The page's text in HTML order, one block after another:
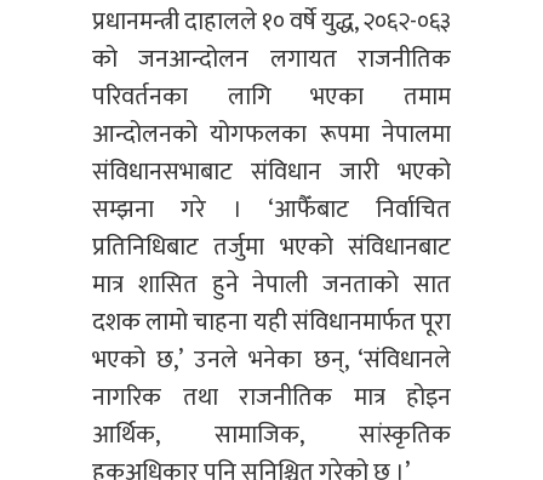
प्रधानमन्त्री दाहालले १० वर्षे युद्ध, २०६२-०६३
को जनआन्दोलन लगायत राजनीतिक
परिवर्तनका लागि भएका तमाम
आन्दोलनको योगफलका रूपमा नेपालमा
संविधानसभाबाट संविधान जारी भएको
सम्झना गरे । ‘आफैँबाट निर्वाचित
प्रतिनिधिबाट तर्जुमा भएको संविधानबाट
मात्र शासित हुने नेपाली जनताको सात
दशक लामो चाहना यही संविधानमार्फत पूरा
भएको छ,’ उनले भनेका छन्, ‘संविधानले
नागरिक तथा राजनीतिक मात्र होइन
आर्थिक, सामाजिक, सांस्कृतिक